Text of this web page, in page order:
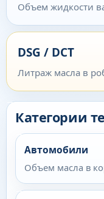
Объем жидкости
DSG / DCT
Литраж масла в
Категории
Автомобили
Объем масла в